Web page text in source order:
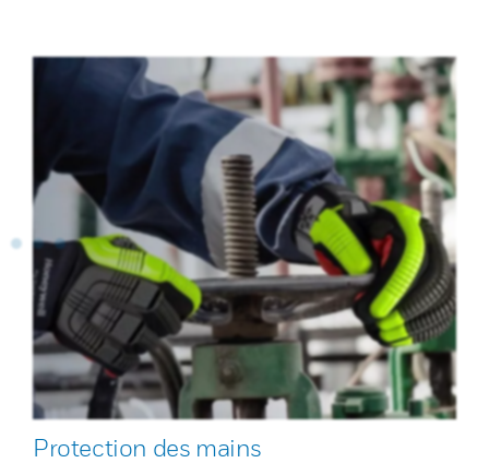
Protection des mains